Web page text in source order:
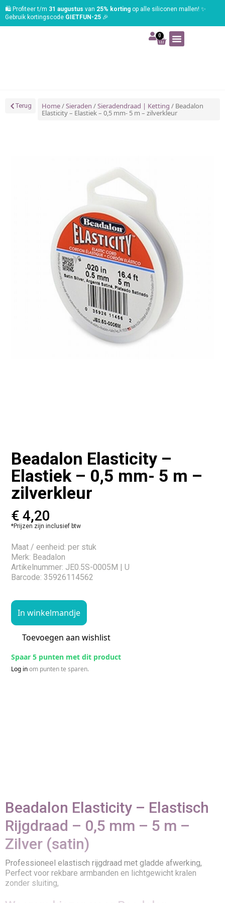
🛍️ Profiteer t/m 31 augustus van 25% korting op alle siliconen mallen! ✨
Gebruik kortingscode GIETFUN-25 🎉
0
Terug Home/Sieraden /Sieradendraad | Ketting / Beadalon
Elasticity – Elastiek – 0,5 mm- 5 m – zilverkleur
Beadalon Elasticity –
Elastiek – 0,5 mm- 5 m –
zilverkleur
€ 4,20
*Prijzen zijn inclusief btw
Maat / eenheid: per stuk
Merk: Beadalon
Artikelnummer: JE0.5S-0005M | U
Barcode: 35926114562
In winkelmandje
Toevoegen aan wishlist
Spaar 5 punten met dit product
Log inom punten te sparen.
Beadalon Elasticity – Elastisch
Rijgdraad – 0,5 mm – 5 m –
Zilver (satin)
Professioneel elastisch rijgdraad met gladde afwerking,
Perfect voor rekbare armbanden en lichtgewicht kralen
zonder sluiting,